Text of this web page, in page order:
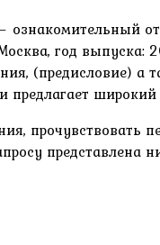
ознакомительный
год выпуска:
(предисловие) а
предлагает
прочувствовать
представлена